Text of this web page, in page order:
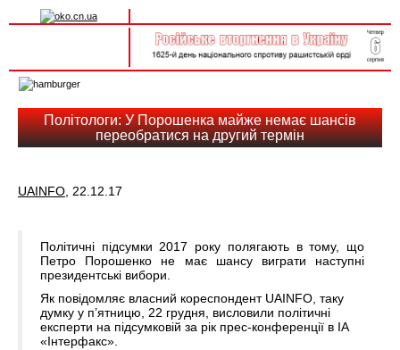
navigation
Політологи: У Порошенка майже немає шансів
переобратися на другий термін
UAINFO, 22.12.17
Політичні підсумки 2017 року полягають в тому, що
Петро Порошенко не має шансу виграти наступні
президентські вибори.
Як повідомляє власний кореспондент UAINFO, таку
думку у п’ятницю, 22 грудня, висловили політичні
експерти на підсумковій за рік прес-конференції в ІА
«Інтерфакс».